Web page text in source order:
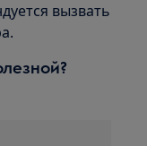
вызвать